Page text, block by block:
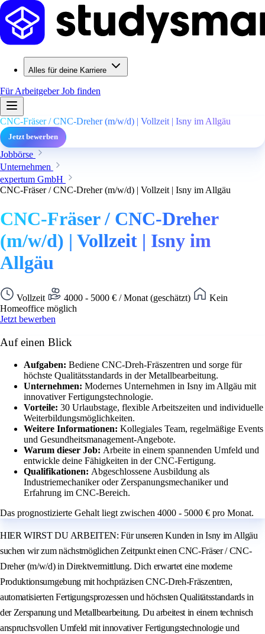
Alles für deine Karriere
Für ArbeitgeberJob finden
CNC-Fräser / CNC-Dreher (m/w/d) | Vollzeit | Isny im Allgäu
Jetzt bewerben
Jobbörse
Unternehmen
expertum GmbH
CNC-Fräser / CNC-Dreher (m/w/d) | Vollzeit | Isny im Allgäu
CNC-Fräser / CNC-Dreher
(m/w/d) | Vollzeit | Isny im
Allgäu
Vollzeit 4000 - 5000 € / Monat (geschätzt)
Kein
Homeoffice möglich
Jetzt bewerben
Auf einen Blick
Aufgaben: Bediene CNC-Dreh-Fräszentren und sorge für
höchste Qualitätsstandards in der Metallbearbeitung.
Unternehmen: Modernes Unternehmen in Isny im Allgäu mit
innovativer Fertigungstechnologie.
Vorteile: 30 Urlaubstage, flexible Arbeitszeiten und individuelle
Weiterbildungsmöglichkeiten.
Weitere Informationen: Kollegiales Team, regelmäßige Events
und Gesundheitsmanagement-Angebote.
Warum dieser Job: Arbeite in einem spannenden Umfeld und
entwickle deine Fähigkeiten in der CNC-Fertigung.
Qualifikationen: Abgeschlossene Ausbildung als
Industriemechaniker oder Zerspanungsmechaniker und
Erfahrung im CNC-Bereich.
Das prognostizierte Gehalt liegt zwischen 4000 - 5000 € pro Monat.
HIER WIRST DU ARBEITEN: Für unseren Kunden in Isny im Allgäu
suchen wir zum nächstmöglichen Zeitpunkt einen CNC-Fräser / CNC-
Dreher (m/w/d) in Direktvermittlung. Dich erwartet eine moderne
Produktionsumgebung mit hochpräzisen CNC-Dreh-Fräszentren,
automatisierten Fertigungsprozessen und höchsten Qualitätsstandards in
der Zerspanung und Metallbearbeitung. Du arbeitest in einem technisch
anspruchsvollen Umfeld mit innovativer Fertigungstechnologie und